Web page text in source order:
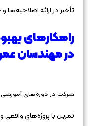
تأخیر در ارائه اصلاحیه‌ها
راهکارهای
در مهندسان
شرکت در دوره‌های
تمرین با پروژه‌های واقعی